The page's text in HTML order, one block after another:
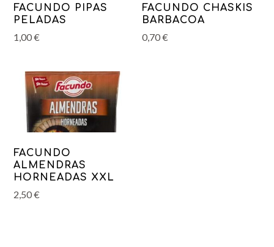
FACUNDO PIPAS
PELADAS
1,00€
FACUNDO CHASKIS
BARBACOA
0,70€
FACUNDO
ALMENDRAS
HORNEADAS XXL
2,50€